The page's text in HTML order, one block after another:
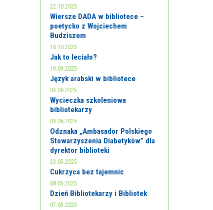
22.10.2025
Wiersze DADA w bibliotece –
poetycko z Wojciechem
Budziszem
16.10.2025
Jak to leciało?
19.09.2025
Język arabski w bibliotece
09.06.2025
Wycieczka szkoleniowa
bibliotekarzy
09.06.2025
Odznaka „Ambasador Polskiego
Stowarzyszenia Diabetyków” dla
dyrektor biblioteki
23.05.2025
Cukrzyca bez tajemnic
08.05.2025
Dzień Bibliotekarzy i Bibliotek
07.05.2025